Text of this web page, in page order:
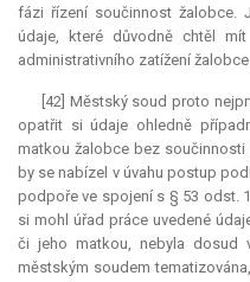
fázi řízení součinnost žalobce.
údaje, které důvodně chtěl
administrativního zatížení
[42] Městský soud proto
opatřit si údaje ohledně
matkou žalobce bez
by se nabízel v úvahu postup
podpoře ve spojení s § 53 odst.
si mohl úřad práce uvedené
či jeho matkou, nebyla dosud
městským soudem